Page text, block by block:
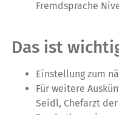
Fremdsprache
Das ist
Einstellung zum
Für weitere
Seidl, Chefarzt